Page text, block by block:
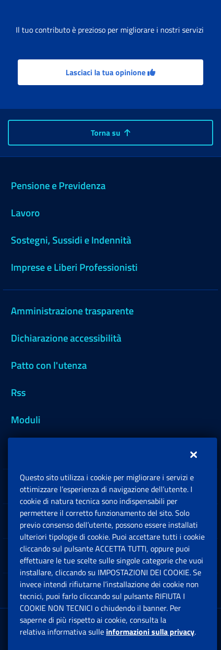
Il tuo contributo è prezioso per migliorare i nostri servizi
Lasciaci la tua opinione
Torna su
Pensione e Previdenza
Lavoro
Sostegni, Sussidi e Indennità
Imprese e Liberi Professionisti
Amministrazione trasparente
Dichiarazione accessibilità
Patto con l'utenza
Rss
Moduli
Sedi e Contatti
Software
Note Legali
App mobile
Sede Legale : Via Ciro il Grande, 21
00144 Roma
Questo sito utilizza i cookie per migliorare i servizi e
ottimizzare l’esperienza di navigazione dell’utente. I
cookie di natura tecnica sono indispensabili per
permettere il corretto funzionamento del sito. Solo
previo consenso dell’utente, possono essere installati
ulteriori tipologie di cookie. Puoi accettare tutti i cookie
cliccando sul pulsante ACCETTA TUTTI, oppure puoi
effettuare le tue scelte sulle singole categorie che vuoi
installare, cliccando su IMPOSTAZIONI DEI COOKIE. Se
invece intendi rifiutarne l’installazione dei cookie non
tecnici, puoi farlo cliccando sul pulsante RIFIUTA I
COOKIE NON TECNICI o chiudendo il banner. Per
saperne di più rispetto ai cookie, consulta la
relativa informativa sulle informazioni sulla privacy.